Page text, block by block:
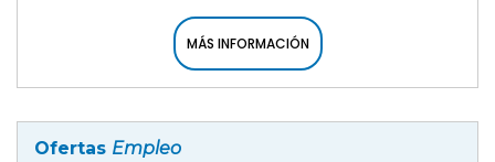
MÁS INFORMACIÓN
Ofertas Empleo